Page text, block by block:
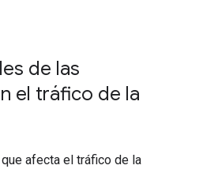
de las
el tráfico de la
afecta el tráfico de la